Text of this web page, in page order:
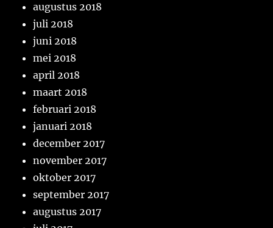
augustus 2018
juli 2018
juni 2018
mei 2018
april 2018
maart 2018
februari 2018
januari 2018
december 2017
november 2017
oktober 2017
september 2017
augustus 2017